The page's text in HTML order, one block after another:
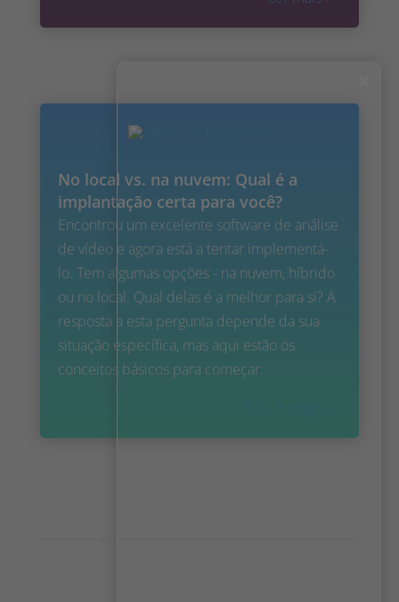
No local vs. na nuvem: Qual é a
implantação certa para você?
Encontrou um excelente software de análise
de vídeo e agora está a tentar implementá-
lo. Tem algumas opções - na nuvem, híbrido
ou no local. Qual delas é a melhor para si? A
resposta a esta pergunta depende da sua
situação específica, mas aqui estão os
conceitos básicos para começar: